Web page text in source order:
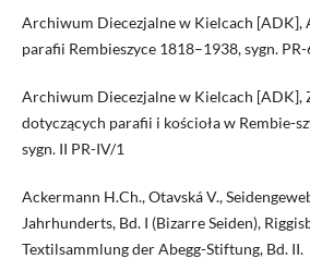
Archiwum Diecezjalne w Kielcach [ADK],
parafii Rembieszyce 1818–1938, sygn.
Archiwum Diecezjalne w Kielcach [ADK],
dotyczących parafii i kościoła w Rembie-
sygn. II PR-IV/1
Ackermann H.Ch., Otavská V.,
Jahrhunderts, Bd. I (Bizarre Seiden),
Textilsammlung der Abegg-Stiftung, Bd. II.